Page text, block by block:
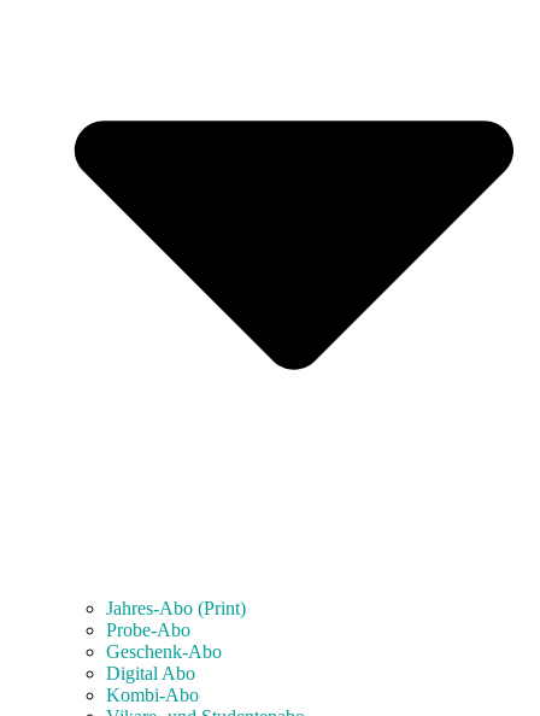
Jahres-Abo (Print)
Probe-Abo
Geschenk-Abo
Digital Abo
Kombi-Abo